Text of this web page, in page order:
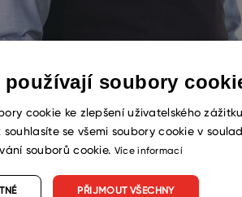
používají soubory
cookie ke zlepšení uživatelského
se všemi soubory cookie v
souborů cookie. Více informací
PŘIJMOUT VŠECHNY